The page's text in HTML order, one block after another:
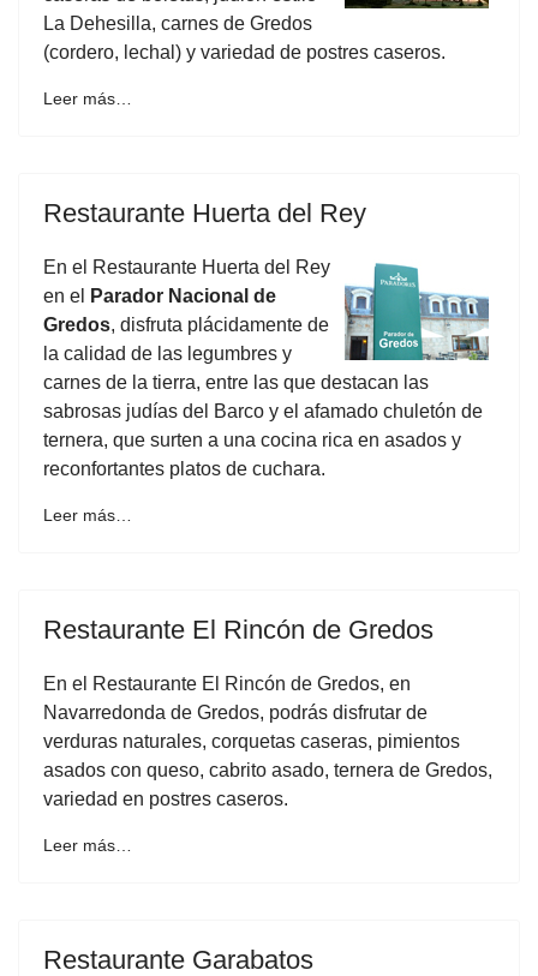
La Dehesilla, carnes de Gredos
(cordero, lechal) y variedad de postres caseros.
Leer más…
Restaurante Huerta del Rey
En el Restaurante Huerta del Rey
en el
Parador Nacional de
Gredos, disfruta plácidamente de
la calidad de las legumbres y
carnes de la tierra, entre las que destacan las
sabrosas judías del Barco y el afamado chuletón de
ternera, que surten a una cocina rica en asados y
reconfortantes platos de cuchara.
Leer más…
Restaurante El Rincón de Gredos
En el Restaurante El Rincón de Gredos, en
Navarredonda de Gredos, podrás disfrutar de
verduras naturales, corquetas caseras, pimientos
asados con queso, cabrito asado, ternera de Gredos,
variedad en postres caseros.
Leer más…
Restaurante Garabatos